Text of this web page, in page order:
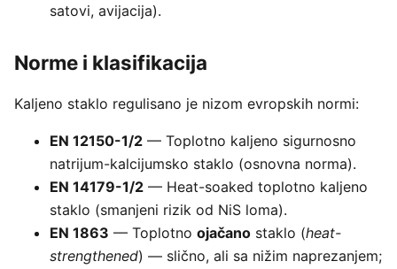
satovi, avijacija).
Norme i klasifikacija
Kaljeno staklo regulisano je nizom evropskih normi:
EN 12150-1/2 — Toplotno kaljeno sigurnosno
natrijum-kalcijumsko staklo (osnovna norma).
EN 14179-1/2 — Heat-soaked toplotno kaljeno
staklo (smanjeni rizik od NiS loma).
EN 1863 — Toplotno ojačano staklo (heat-
strengthened) — slično, ali sa nižim naprezanjem;